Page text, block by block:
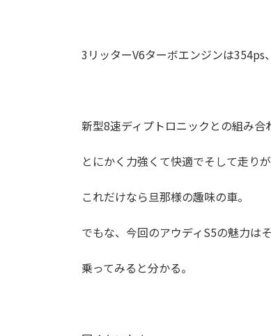
3リッターV6ターボエンジンは354ps
新型8速ディプトロニックとの組み合
とにかく力強くて快適でそして走りが
これだけなら旦那様の趣味の車。
でもな、今回のアウディS5の魅力は
乗ってみると分かる。